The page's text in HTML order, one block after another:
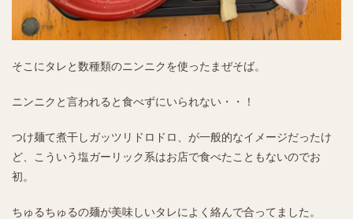
そこにタレと数種類のニンニクを使ったまぜそば。
ニンニクと言われると食べずにいられない・・！
つけ麺て煮干しガッツリドロドロ、が一般的なイメージだったけ
ど、こういう塩ガーリック系はお店で食べたこともないのでお
初。
ちゅるちゅるの麺が美味しいタレによく絡んで合ってました。